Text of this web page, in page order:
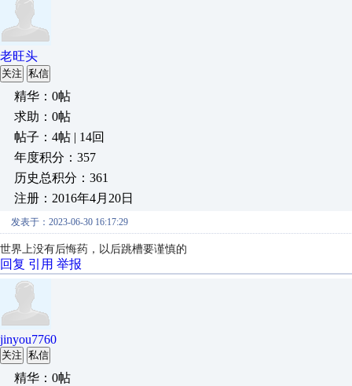
老旺头
关注 私信
精华：0帖
求助：0帖
帖子：4帖 | 14回
年度积分：357
历史总积分：361
注册：2016年4月20日
发表于：2023-06-30 16:17:29
世界上没有后悔药，以后跳槽要谨慎的
回复 引用 举报
jinyou7760
关注 私信
精华：0帖